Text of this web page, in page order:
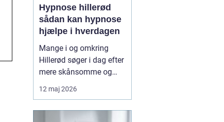
Hypnose hillerød
sådan kan hypnose
hjælpe i hverdagen
Mange i og omkring
Hillerød søger i dag efter
mere skånsomme og
målrettede måder at få
det bedre på. Her skiller
12 maj 2026